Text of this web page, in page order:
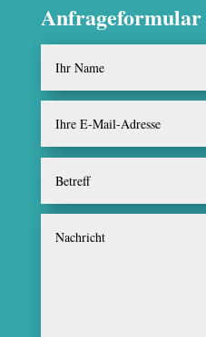
Anfrageformular